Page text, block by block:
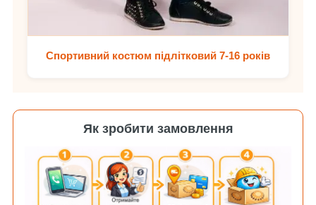
Спортивний костюм підлітковий 7-16 років
Як зробити замовлення